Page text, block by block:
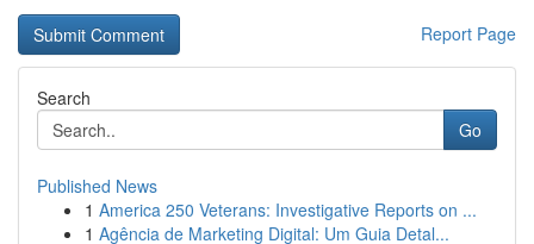
Report Page
Search
Go
Published News
1 America 250 Veterans: Investigative Reports on ...
1 Agência de Marketing Digital: Um Guia Detal...